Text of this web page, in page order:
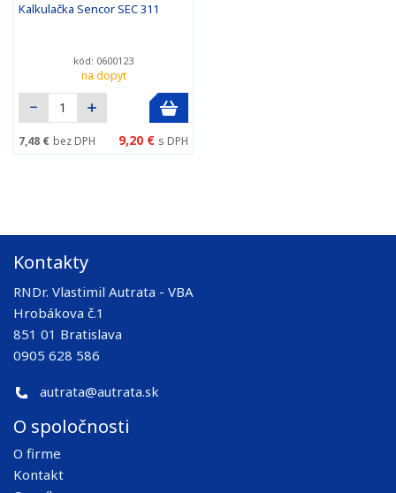
Kalkulačka Sencor SEC 311
kód: 0600123
na dopyt
7,48 € bez DPH 9,20 € s DPH
Kontakty
RNDr. Vlastimil Autrata - VBA
Hrobákova č.1
851 01 Bratislava
0905 628 586
autrata@autrata.sk
O spoločnosti
O firme
Kontakt